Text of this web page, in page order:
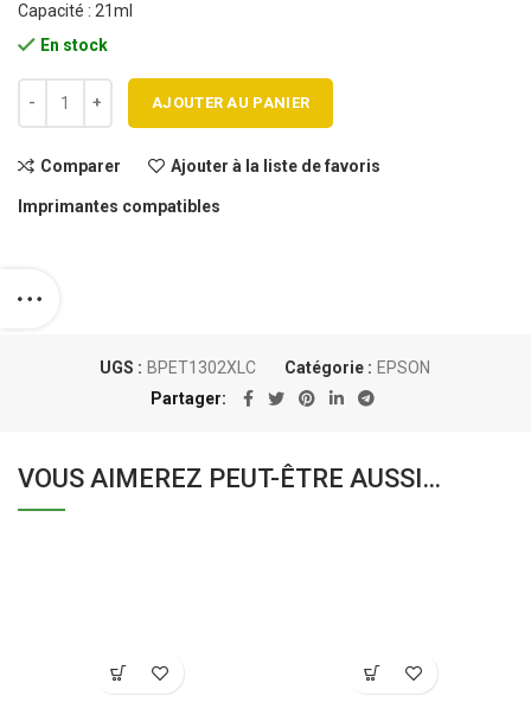
Capacité : 21ml
En stock
AJOUTER AU PANIER
Comparer Ajouter à la liste de favoris
Imprimantes compatibles
UGS : BPET1302XLC Catégorie : EPSON
Partager
VOUS AIMEREZ PEUT-ÊTRE AUSSI…